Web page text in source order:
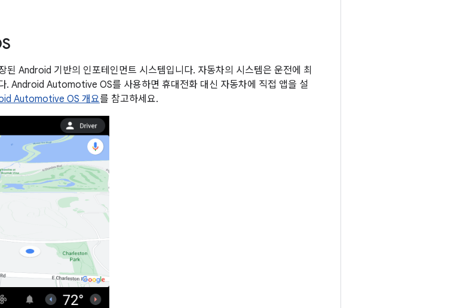
Android 기반의 인포테인먼트 시스템입니다. 자동차의 시스템은 운전에 최
. Android Automotive OS를 사용하면 휴대전화 대신 자동차에 직접 앱을 설
Automotive OS 개요를 참고하세요.